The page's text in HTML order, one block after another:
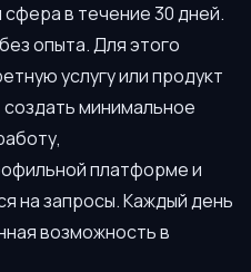
сфера в течение 30 дней.
опыта. Для этого
услугу или продукт
минимальное
платформе и
на запросы. Каждый день
возможность в